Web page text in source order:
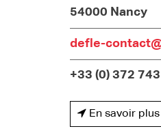
54000 Nancy
defle-
+33 (0) 372 743
En savoir plus